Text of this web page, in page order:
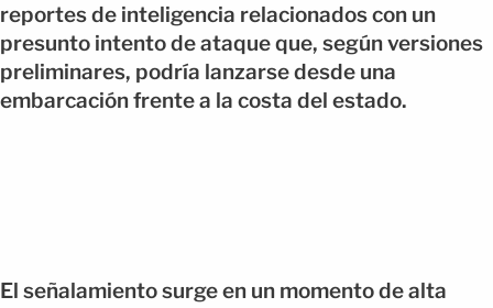
reportes de inteligencia relacionados con un
presunto intento de ataque que, según versiones
preliminares, podría lanzarse desde una
embarcación frente a la costa del estado.
El señalamiento surge en un momento de alta